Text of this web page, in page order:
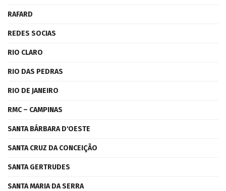
RAFARD
REDES SOCIAS
RIO CLARO
RIO DAS PEDRAS
RIO DE JANEIRO
RMC – CAMPINAS
SANTA BÁRBARA D'OESTE
SANTA CRUZ DA CONCEIÇÃO
SANTA GERTRUDES
SANTA MARIA DA SERRA